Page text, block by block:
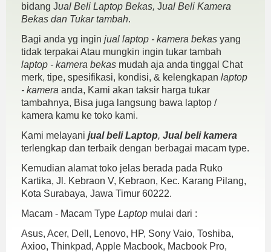
bidang Jual Beli Laptop Bekas, Jual Beli Kamera
Bekas dan Tukar tambah.
Bagi anda yg ingin jual laptop - kamera bekas yang
tidak terpakai Atau mungkin ingin tukar tambah
laptop - kamera bekas mudah aja anda tinggal Chat
merk, tipe, spesifikasi, kondisi, & kelengkapan laptop
- kamera anda, Kami akan taksir harga tukar
tambahnya, Bisa juga langsung bawa laptop /
kamera kamu ke toko kami.
Kami melayani jual beli Laptop, Jual beli kamera
terlengkap dan terbaik dengan berbagai macam type.
Kemudian alamat toko jelas berada pada Ruko
Kartika, Jl. Kebraon V, Kebraon, Kec. Karang Pilang,
Kota Surabaya, Jawa Timur 60222.
Macam - Macam Type Laptop mulai dari :
Asus, Acer, Dell, Lenovo, HP, Sony Vaio, Toshiba,
Axioo, Thinkpad, Apple Macbook, Macbook Pro,